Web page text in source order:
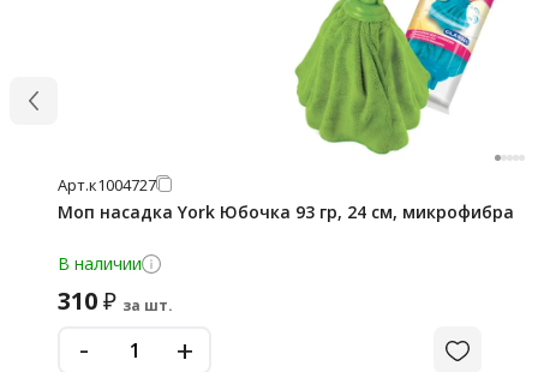
Арт.к1004727
Моп насадка York Юбочка 93 гр, 24 см, микрофибра
В наличии
310₽ за шт.
- +